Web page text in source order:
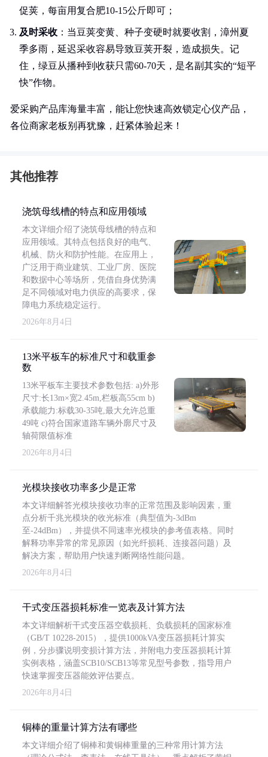
促荚，每亩用复合肥10-15公斤即可；
及时采收 ：当豆荚变黄、种子变硬时就要收割，漳州夏
季多雨，延迟采收容易导致豆荚开裂，造成损失。记
住，绿豆从播种到收获只需60-70天，是名副其实的“短平
快”作物。
爱采购产品库海量丰富，能让您快速高效锁定心仪产品，
各位商家老板别再犹豫，赶紧体验起来！
其他推荐
浇筑母线槽的特点和应用领域
本文详细介绍了浇筑母线槽的特点和
应用领域。其特点包括良好的电气、
机械、防火和防护性能。在应用上，
广泛用于商业建筑、工业厂房、医院
和数据中心等场所，凭借自身优势满
足不同领域对电力供应的高要求，保
障电力系统稳定运行。
2026年8月4日
13米平板车的标准尺寸和载重参
数
13米平板车主要技术参数包括: a)外形
尺寸:长13m×宽2.45m,栏板高55cm b)
承载能力:标载30-35吨,最大允许总重
49吨 c)符合国家道路车辆外廓尺寸及
轴荷限值标准
2026年8月4日
光模块接收功率多少是正常
本文详细解答光模块接收功率的正常范围及影响因素，重
点分析千兆光模块的收光标准（典型值为-3dBm
至-24dBm），并提供不同速率光模块的参考值表格。同时
解释功率异常的常见原因（如光纤损耗、连接器问题）及
解决方案，帮助用户快速判断网络性能问题。
2026年8月4日
干式变压器损耗标准一览表及计算方法
本文详细解析干式变压器空载损耗、负载损耗的国家标准
（GB/T 10228-2015），提供1000kVA变压器损耗计算实
例，分步骤说明变损计算方法，并附电力变压器损耗计算
实例表格，涵盖SCB10/SCB13等常见型号参数，指导用户
快速掌握变压器能效评估要点。
2026年8月4日
铜棒的重量计算方法有哪些
本文详细介绍了铜棒和黄铜棒重量的三种常用计算方法